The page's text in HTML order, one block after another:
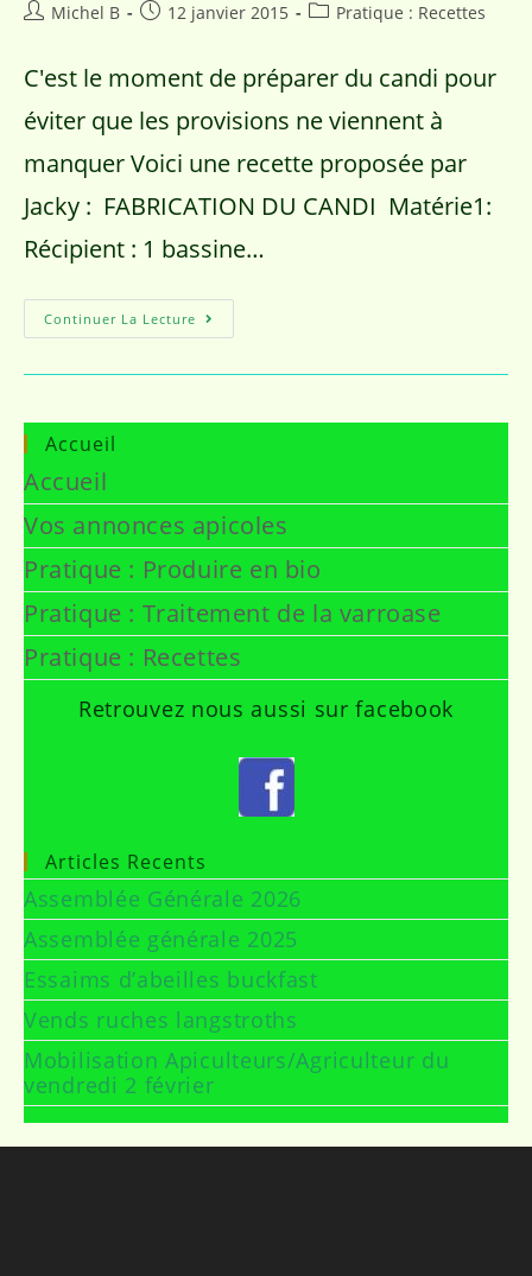
Michel B 12 janvier 2015 Pratique : Recettes
C'est le moment de préparer du candi pour
éviter que les provisions ne viennent à
manquer Voici une recette proposée par
Jacky : FABRICATION DU CANDI Matérie1:
Récipient : 1 bassine…
Continuer La Lecture
Accueil
Accueil
Vos annonces apicoles
Pratique : Produire en bio
Pratique : Traitement de la varroase
Pratique : Recettes
Retrouvez nous aussi sur facebook
Articles Recents
Assemblée Générale 2026
Assemblée générale 2025
Essaims d’abeilles buckfast
Vends ruches langstroths
Mobilisation Apiculteurs/Agriculteur du
vendredi 2 février